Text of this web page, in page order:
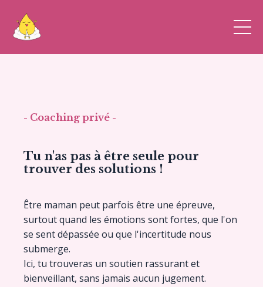
- Coaching privé -
Tu n'as pas à être seule pour
trouver des solutions !
Être maman peut parfois être une épreuve,
surtout quand les émotions sont fortes, que l'on
se sent dépassée ou que l'incertitude nous
submerge.
Ici, tu trouveras un soutien rassurant et
bienveillant, sans jamais aucun jugement.